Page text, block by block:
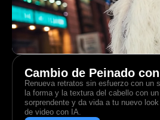
Cambio de Peinado
Renueva retratos sin esfuerzo con un
la forma y la textura del cabello con
sorprendente y da vida a tu nuevo
de video con IA.